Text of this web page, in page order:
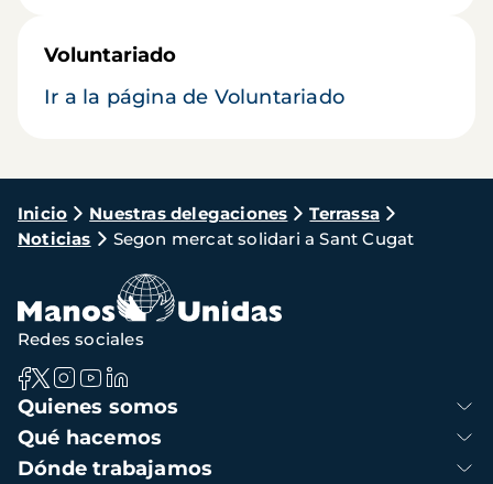
Voluntariado
Ir a la página de Voluntariado
Ruta
de
navegación
Inicio Nuestras delegaciones
Terrassa
Noticias
Segon mercat solidari a Sant Cugat
Navegación
principal
Quienes somos
Qué hacemos
Dónde trabajamos
Redes sociales